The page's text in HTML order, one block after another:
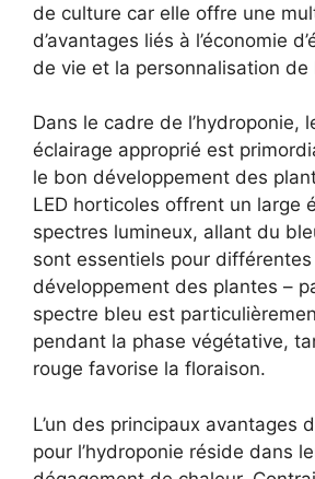
de culture car elle offre une
d’avantages liés à l’économie
de vie et la personnalisation de
Dans le cadre de l’hydroponie,
éclairage approprié est
le bon développement des
LED horticoles offrent un large
spectres lumineux, allant du
sont essentiels pour
développement des plantes –
spectre bleu est
pendant la phase végétative,
rouge favorise la floraison.
L’un des principaux avantages
pour l’hydroponie réside dans